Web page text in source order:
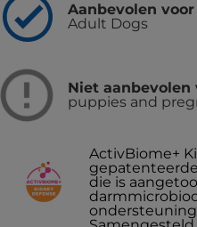
Aanbevolen voor
Adult Dogs
Niet aanbevolen
puppies and
ActivBiome+
die is